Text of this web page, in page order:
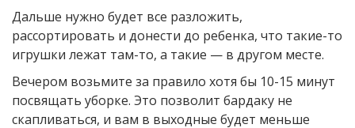
Дальше нужно будет все разложить,
рассортировать и донести до ребенка, что такие-то
игрушки лежат там-то, а такие — в другом месте.
Вечером возьмите за правило хотя бы 10-15 минут
посвящать уборке. Это позволит бардаку не
скапливаться, и вам в выходные будет меньше